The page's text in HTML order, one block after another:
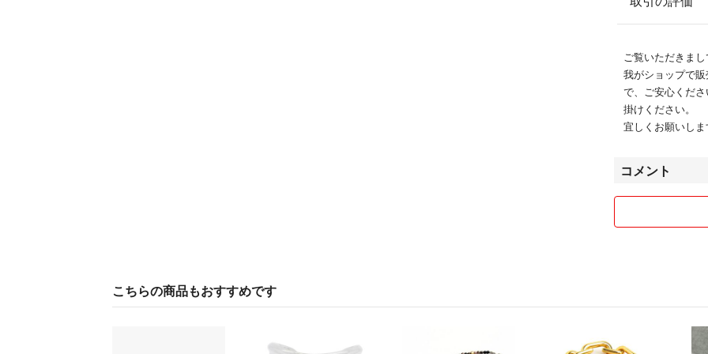
ご覧いただきま
我がショップで
で、ご安心くだ
掛けください。
宜しくお願いし
コメント
こちらの商品もおすすめです